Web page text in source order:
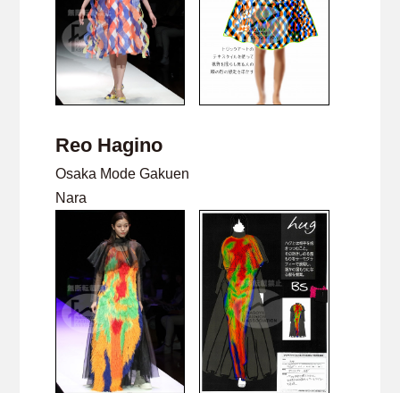
Reo Hagino
Osaka Mode Gakuen
Nara